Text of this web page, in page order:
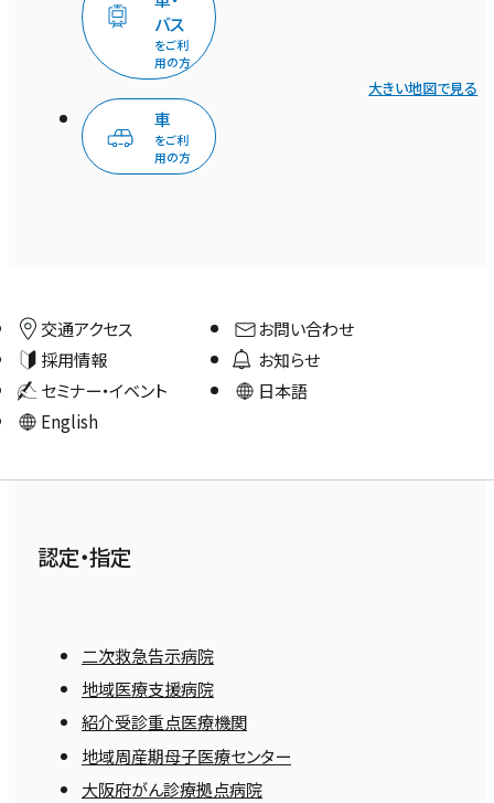
交通アクセス
お問い合わせ
採用情報
お知らせ
セミナー・イベント
日本語
English
バス
をご利
用の方
車
をご利
用の方
大きい地図で見る
認定・指定
二次救急告示病院
地域医療支援病院
紹介受診重点医療機関
地域周産期母子医療センター
大阪府がん診療拠点病院